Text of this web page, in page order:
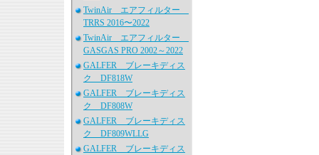
TwinAir エアフィルター
TRRS 2016〜2022
TwinAir エアフィルター
GASGAS PRO 2002～2022
GALFER ブレーキディス
ク DF818W
GALFER ブレーキディス
ク DF808W
GALFER ブレーキディス
ク DF809WLLG
GALFER ブレーキディス